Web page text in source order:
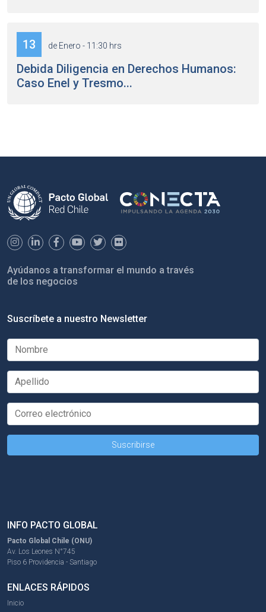
13 de Enero - 11:30 hrs
Debida Diligencia en Derechos Humanos:
Caso Enel y Tresmo...
Ayúdanos a transformar el mundo a través
de los negocios
Suscríbete a nuestro Newsletter
INFO PACTO GLOBAL
Pacto Global Chile (ONU)
Av. Los Leones N°745
Piso 6 Providencia - Santiago
ENLACES RÁPIDOS
Inicio